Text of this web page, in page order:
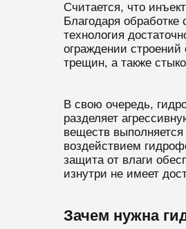
Считается, что
Благодаря
технология
ограждении
трещин, а также
В свою очередь,
разделяет
веществ
воздействием
защита от влаги
изнутри не имеет
Зачем нужна